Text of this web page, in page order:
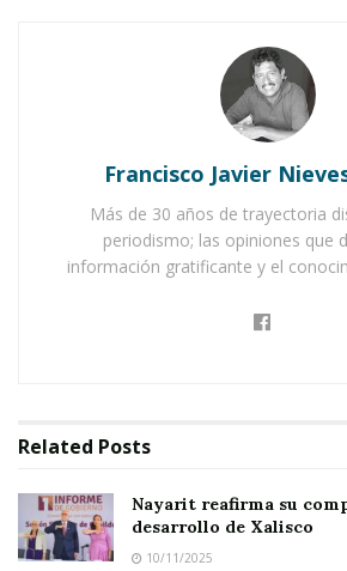
Nayarit, Miguel
, participó en
autoridades de los tres
Jalisco,
Colima, Guanajuato,
Zacatecas , celebrada en la
El encuentro tuvo como
coordinación en materia de
Francisco Javier
Más de 30 años de trayectoria
periodismo; las opiniones que
información gratificante y el
Related Posts
Nayarit reafirma su
desarrollo de Xalisco
10/11/2025